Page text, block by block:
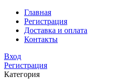
Главная
Регистрация
Доставка и оплата
Контакты
Вход
Регистрация
Категория